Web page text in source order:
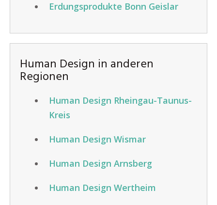
Erdungsprodukte Bonn Geislar
Human Design in anderen
Regionen
Human Design Rheingau-Taunus-
Kreis
Human Design Wismar
Human Design Arnsberg
Human Design Wertheim